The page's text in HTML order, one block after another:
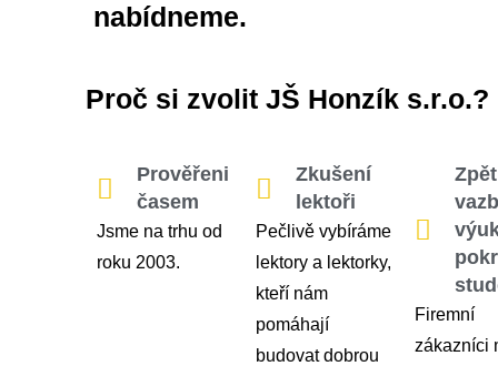
nabídneme.
Proč si zvolit JŠ Honzík s.r.o.?
Prověřeni
časem
Jsme na trhu od
roku 2003.
Zkušení
lektoři
Pečlivě vybíráme
lektory a lektorky,
kteří nám
pomáhají
budovat dobrou
Firemní
zákazníci